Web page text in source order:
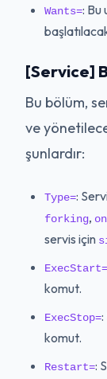
Wants=: Bu
[Service]
Bu bölüm,
ve
şunlardır:
Type=:
forking,
servis için
ExecStart=
komut.
ExecStop=:
komut.
Restart=: